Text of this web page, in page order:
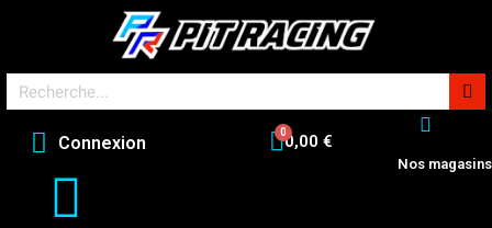
Connexion 0,00 €
Nos magasins